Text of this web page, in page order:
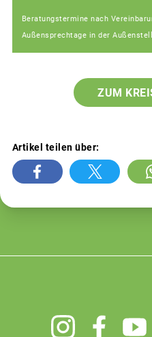
Beratungstermine nach
Außensprechtage in der
ZUM
Artikel teilen über: